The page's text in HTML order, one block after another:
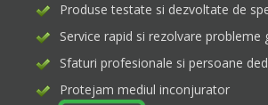
Produse testate si dezvoltate de
Service rapid si rezolvare probleme
Sfaturi profesionale si persoane
Protejam mediul inconjurator